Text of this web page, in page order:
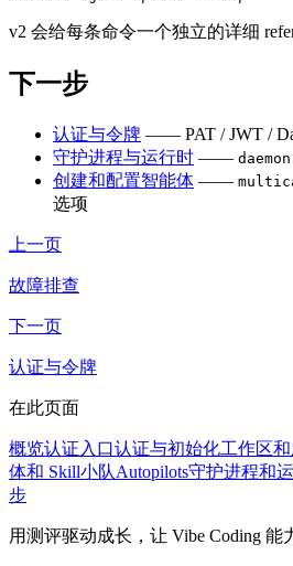
v2 会给每条命令一个独立的详细
下一步
认证与令牌 —— PAT / JWT /
守护进程与运行时 —— daemon
创建和配置智能体 ——
选项
上一页
故障排查
下一页
认证与令牌
在此页面
概览认证入口认证与初始化工作区
体和 Skill小队Autopilots守护进程和
步
用测评驱动成长，让 Vibe Coding 能